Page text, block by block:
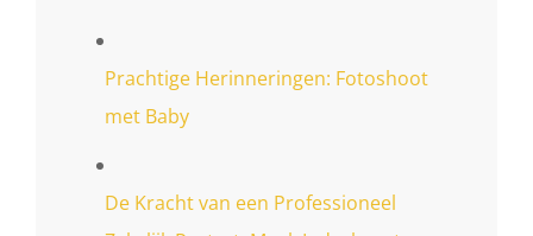
Prachtige Herinneringen: Fotoshoot
met Baby
De Kracht van een Professioneel